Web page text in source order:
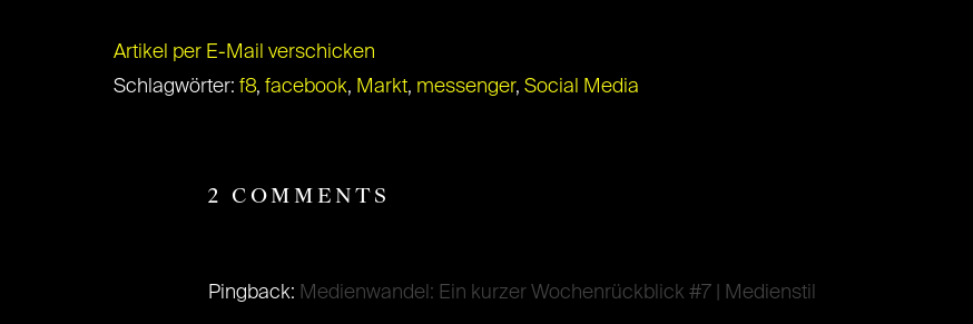
Artikel per E-Mail verschicken
Schlagwörter: f8, facebook, Markt, messenger, Social Media
2 COMMENTS
Pingback: Medienwandel: Ein kurzer Wochenrückblick #7 | Medienstil